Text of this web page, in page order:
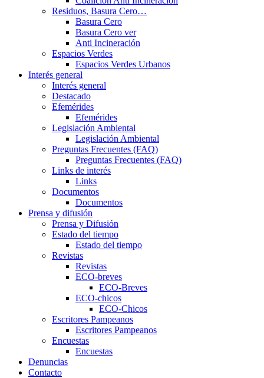
Residuos, Basura Cero…
Basura Cero
Basura Cero ver
Anti Incineración
Espacios Verdes
Espacios Verdes Urbanos
Interés general
Interés general
Destacado
Efemérides
Efemérides
Legislación Ambiental
Legislación Ambiental
Preguntas Frecuentes (FAQ)
Preguntas Frecuentes (FAQ)
Links de interés
Links
Documentos
Documentos
Prensa y difusión
Prensa y Difusión
Estado del tiempo
Estado del tiempo
Revistas
Revistas
ECO-breves
ECO-Breves
ECO-chicos
ECO-Chicos
Escritores Pampeanos
Escritores Pampeanos
Encuestas
Encuestas
Denuncias
Contacto